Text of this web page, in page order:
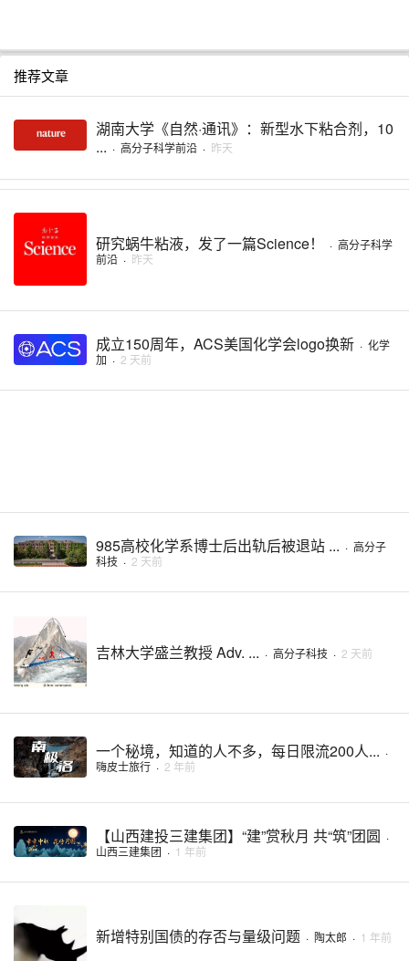
推荐文章
湖南大学《自然·通讯》：新型水下粘合剂，10
... · 高分子科学前沿 · 昨天
研究蜗牛粘液，发了一篇Science！ · 高分子科学
前沿 · 昨天
成立150周年，ACS美国化学会logo换新 · 化学
加 · 2 天前
985高校化学系博士后出轨后被退站 ... · 高分子
科技 · 2 天前
吉林大学盛兰教授 Adv. ... · 高分子科技 · 2 天前
一个秘境，知道的人不多，每日限流200人... ·
嗨皮士旅行 · 2 年前
【山西建投三建集团】“建”赏秋月 共“筑”团圆 ·
山西三建集团 · 1 年前
新增特别国债的存否与量级问题 · 陶太郎 · 1 年前